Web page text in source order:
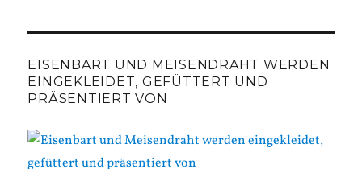
EISENBART UND MEISENDRAHT WERDEN
EINGEKLEIDET, GEFÜTTERT UND
PRÄSENTIERT VON